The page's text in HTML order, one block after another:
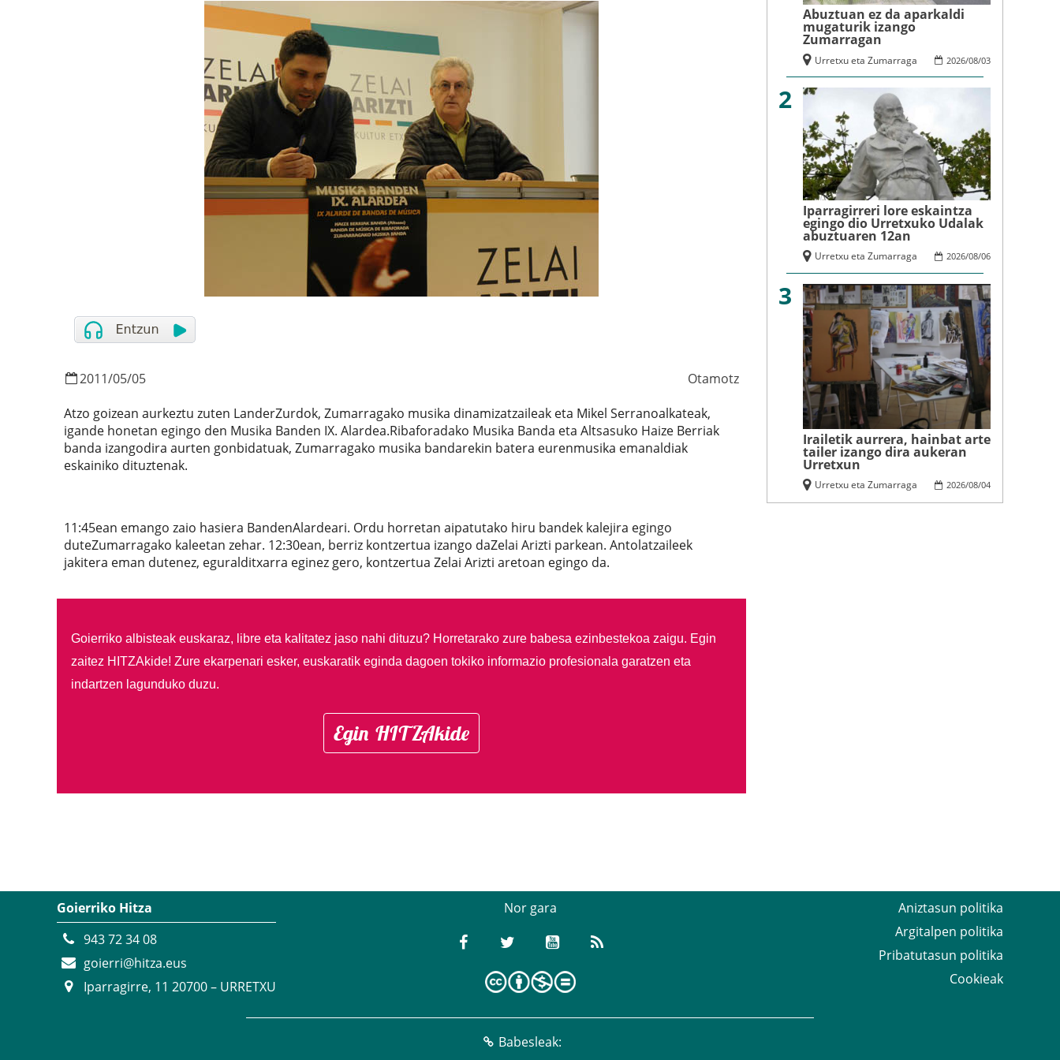
2011/05/05
Otamotz
Atzo goizean aurkeztu zuten LanderZurdok, Zumarragako musika dinamizatzaileak eta Mikel Serranoalkateak,
igande honetan egingo den Musika Banden IX. Alardea.Ribaforadako Musika Banda eta Altsasuko Haize Berriak
banda izangodira aurten gonbidatuak, Zumarragako musika bandarekin batera eurenmusika emanaldiak
eskainiko dituztenak.
11:45ean emango zaio hasiera BandenAlardeari. Ordu horretan aipatutako hiru bandek kalejira egingo
duteZumarragako kaleetan zehar. 12:30ean, berriz kontzertua izango daZelai Arizti parkean. Antolatzaileek
jakitera eman dutenez, eguralditxarra eginez gero, kontzertua Zelai Arizti aretoan egingo da.
Goierriko albisteak euskaraz, libre eta kalitatez jaso nahi dituzu? Horretarako zure babesa ezinbestekoa zaigu. Egin
zaitez HITZAkide! Zure ekarpenari esker, euskaratik eginda dagoen tokiko informazio profesionala garatzen eta
indartzen lagunduko duzu.
Egin HITZAkide
Abuztuan ez da aparkaldi
mugaturik izango
Zumarragan
2026/08/03
Urretxu eta Zumarraga
2
Iparragirreri lore eskaintza
egingo dio Urretxuko Udalak
abuztuaren 12an
2026/08/06
Urretxu eta Zumarraga
3
Irailetik aurrera, hainbat arte
tailer izango dira aukeran
Urretxun
2026/08/04
Urretxu eta Zumarraga
Goierriko Hitza
943 72 34 08
goierri@hitza.eus
Iparragirre, 11 20700 – URRETXU
Nor gara
Aniztasun politika
Argitalpen politika
Pribatutasun politika
Cookieak
Babesleak: